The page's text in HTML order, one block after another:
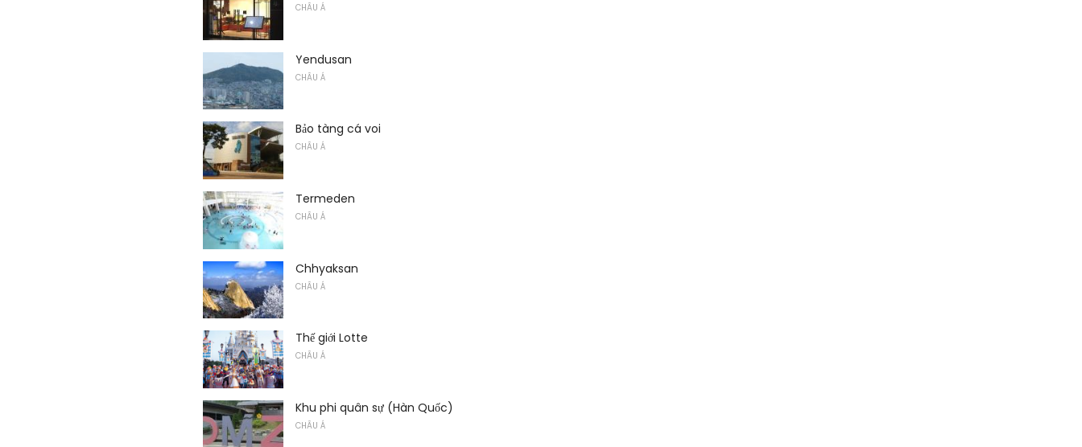
CHÂU Á
Yendusan
CHÂU Á
Bảo tàng cá voi
CHÂU Á
Termeden
CHÂU Á
Chhyaksan
CHÂU Á
Thế giới Lotte
CHÂU Á
Khu phi quân sự (Hàn Quốc)
CHÂU Á